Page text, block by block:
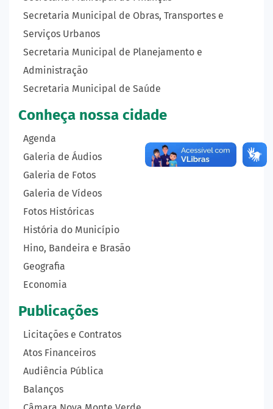
Secretaria Municipal de Obras, Transportes e
Serviços Urbanos
Secretaria Municipal de Planejamento e
Administração
Secretaria Municipal de Saúde
Conheça nossa cidade
Agenda
Galeria de Áudios
Galeria de Fotos
Galeria de Vídeos
Fotos Históricas
História do Município
Hino, Bandeira e Brasão
Geografia
Economia
Publicações
Licitações e Contratos
Atos Financeiros
Audiência Pública
Balanços